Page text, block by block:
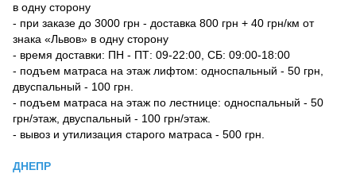
в одну сторону
- при заказе до 3000 грн - доставка 800 грн + 40 грн/км от
знака «Львов» в одну сторону
- время доставки: ПН - ПТ: 09-22:00, СБ: 09:00-18:00
- подъем матраса на этаж лифтом: односпальный - 50 грн,
двуспальный - 100 грн.
- подъем матраса на этаж по лестнице: односпальный - 50
грн/этаж, двуспальный - 100 грн/этаж.
- вывоз и утилизация старого матраса - 500 грн.
ДНЕПР